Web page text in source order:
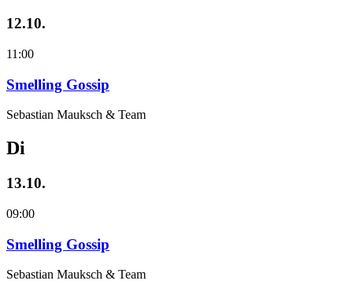
12.10.
11:00
Smelling Gossip
Sebastian Mauksch & Team
Di
13.10.
09:00
Smelling Gossip
Sebastian Mauksch & Team